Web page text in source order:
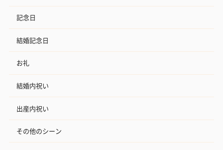
記念日
結婚記念日
お礼
結婚内祝い
出産内祝い
その他のシーン